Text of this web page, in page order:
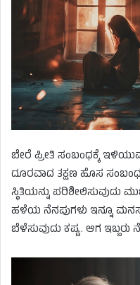
ಬೇರೆ ಪ್ರೀತಿ ಸಂಬಂಧಕ್ಕೆ
ದೂರವಾದ ತಕ್ಷಣ ಹೊಸ
ಸ್ಥಿತಿಯನ್ನು ಪರಿಶೀಲಿಸುವುದು
ಹಳೆಯ ನೆನಪುಗಳು ಇನ್ನೂ
ಬೆಳೆಸುವುದು ಕಷ್ಟ.. ಆಗ ಇಬ್ಬರು